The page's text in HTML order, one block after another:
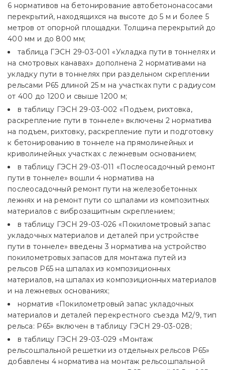
6 нормативов на бетонирование автобетононасосами
перекрытий, находящихся на высоте до 5 м и более 5
метров от опорной площадки. Толщина перекрытий до
400 мм и до 800 мм;
таблица ГЭСН 29-03-001 «Укладка пути в тоннелях и
на смотровых канавах» дополнена 2 нормативами на
укладку пути в тоннелях при раздельном скреплении
рельсами Р65 длиной 25 м на участках пути с радиусом
от 400 до 1200 и свыше 1200 м;
в таблицу ГЭСН 29-03-002 «Подъем, рихтовка,
раскрепление пути в тоннеле» включены 2 норматива
на подъем, рихтовку, раскрепление пути и подготовку
к бетонированию в тоннеле на прямолинейных и
криволинейных участках с лежневым основанием;
в таблицу ГЭСН 29-03-011 «Послеосадочный ремонт
пути в тоннеле» вошли 4 норматива на
послеосадочный ремонт пути на железобетонных
лежнях и на ремонт пути со шпалами из композитных
материалов с виброзащитным скреплением;
в таблицу ГЭСН 29-03-026 «Покилометровый запас
укладочных материалов и деталей при устройстве
пути в тоннеле» введены 3 норматива на устройство
покилометровых запасов для монтажа путей из
рельсов Р65 на шпалах из композиционных
материалов, на шпалах из композиционных материалов
и на лежневых основаниях;
норматив «Покилометровый запас укладочных
материалов и деталей перекрестного съезда М2/9, тип
рельса: Р65» включен в таблицу ГЭСН 29-03-028;
в таблицу ГЭСН 29-03-029 «Монтаж
рельсошпальной решетки из отдельных рельсов Р65»
добавлены 4 норматива на монтаж рельсошпальной